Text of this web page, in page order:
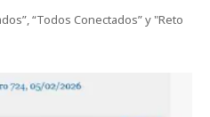
“Todos Conectados” y "Reto